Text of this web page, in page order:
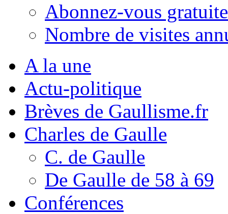
Abonnez-vous
Nombre de visites
A la une
Actu-politique
Brèves de Gaullisme.fr
Charles de Gaulle
C. de Gaulle
De Gaulle de 58 à 69
Conférences